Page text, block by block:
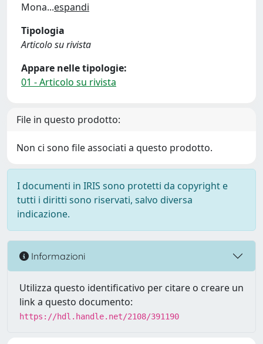
Mona...espandi
Tipologia
Articolo su rivista
Appare nelle tipologie:
01 - Articolo su rivista
File in questo prodotto:
Non ci sono file associati a questo prodotto.
I documenti in IRIS sono protetti da copyright e
tutti i diritti sono riservati, salvo diversa
indicazione.
Informazioni
Utilizza questo identificativo per citare o creare un
link a questo documento:
https://hdl.handle.net/2108/391190